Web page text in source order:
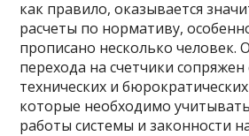
как правило, оказывается
расчеты по нормативу,
прописано несколько человек.
перехода на счетчики сопряжен
технических и
которые необходимо
работы системы и законности